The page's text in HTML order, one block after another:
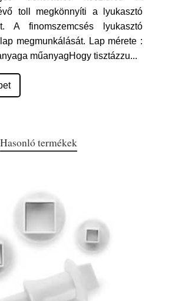
toll megkönnyíti a lyukasztó
A finomszemcsés lyukasztó
megmunkálását. Lap mérete :
műanyagHogy tisztázzu...
Hasonló termékek